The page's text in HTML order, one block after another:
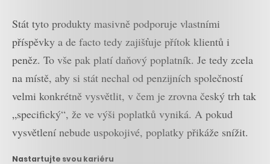
Stát tyto produkty masivně podporuje vlastními
příspěvky a de facto tedy zajišťuje přítok klientů i
peněz. To vše pak platí daňový poplatník. Je tedy zcela
na místě, aby si stát nechal od penzijních společností
velmi konkrétně vysvětlit, v čem je zrovna český trh tak
„specifický“, že ve výši poplatků vyniká. A pokud
vysvětlení nebude uspokojivé, poplatky přikáže snížit.
Nastartujte svou kariéru